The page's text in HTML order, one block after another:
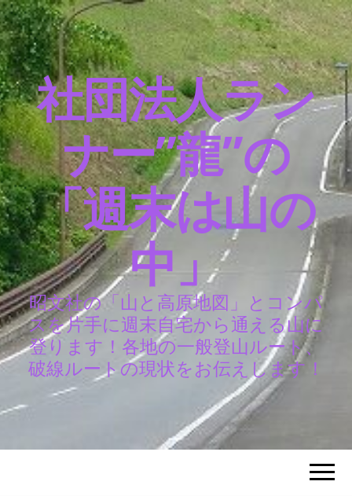
社団法人ラン
ナー”龍”の
「週末は山の
中」
昭文社の「山と高原地図」とコンパ
スを片手に週末自宅から通える山に
登ります！各地の一般登山ルート、
破線ルートの現状をお伝えします！